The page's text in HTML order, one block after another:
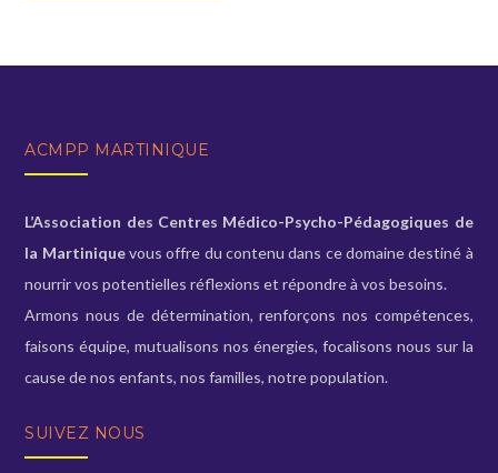
ACMPP MARTINIQUE
L’Association des Centres Médico-Psycho-Pédagogiques de
la Martiniquevous offre du contenu dans ce domaine destiné à
nourrir vos potentielles réflexions et répondre à vos besoins.
Armons nous de détermination, renforçons nos compétences,
faisons équipe, mutualisons nos énergies, focalisons nous sur la
cause de nos enfants, nos familles, notre population.
SUIVEZ NOUS